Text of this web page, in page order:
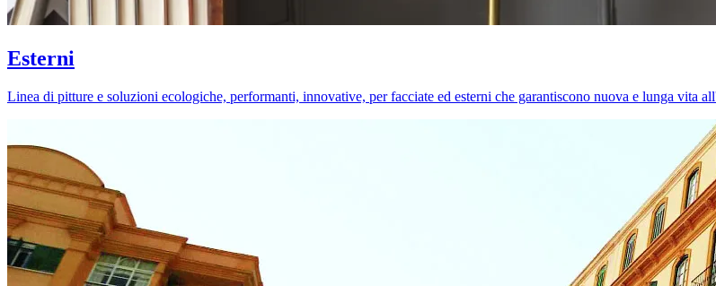
Esterni
Linea di pitture e soluzioni ecologiche, performanti, innovative, per facciate ed esterni che garantiscono nuova e lunga vita